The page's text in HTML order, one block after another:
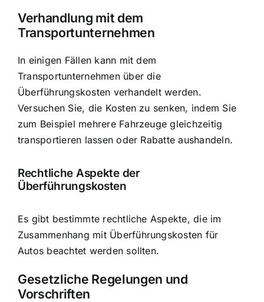
Verhandlung mit dem
Transportunternehmen
In einigen Fällen kann mit dem
Transportunternehmen über die
Überführungskosten verhandelt werden.
Versuchen Sie, die Kosten zu senken, indem Sie
zum Beispiel mehrere Fahrzeuge gleichzeitig
transportieren lassen oder Rabatte aushandeln.
Rechtliche Aspekte der
Überführungskosten
Es gibt bestimmte rechtliche Aspekte, die im
Zusammenhang mit Überführungskosten für
Autos beachtet werden sollten.
Gesetzliche Regelungen und
Vorschriften